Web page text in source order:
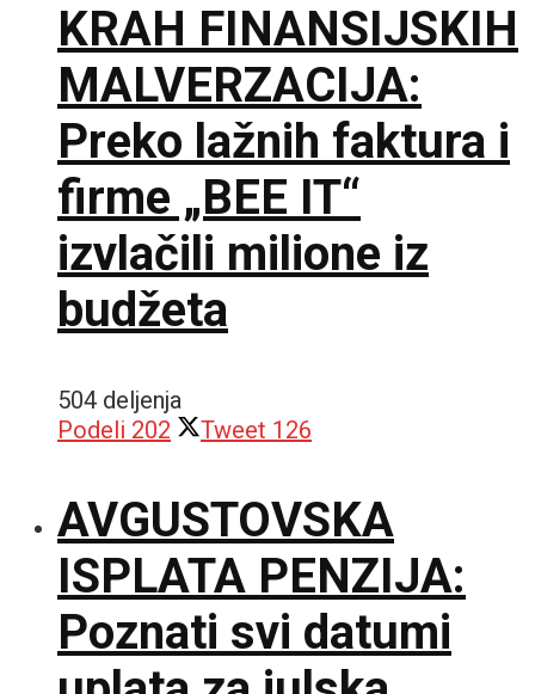
KRAH FINANSIJSKIH
MALVERZACIJA:
Preko lažnih faktura i
firme „BEE IT“
izvlačili milione iz
budžeta
504 deljenja
Podeli 202 Tweet 126
AVGUSTOVSKA
ISPLATA PENZIJA:
Poznati svi datumi